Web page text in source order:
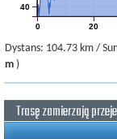
0 20
40
Dystans: 104.73 km /
m )
Trasę zamierzają